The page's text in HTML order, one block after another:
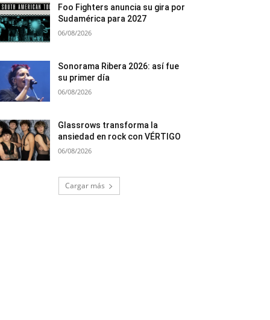
Foo Fighters anuncia su gira por
Sudamérica para 2027
06/08/2026
Sonorama Ribera 2026: así fue
su primer día
06/08/2026
Glassrows transforma la
ansiedad en rock con VÉRTIGO
06/08/2026
Cargar más